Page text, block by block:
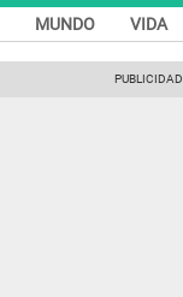
MUNDO VIDA